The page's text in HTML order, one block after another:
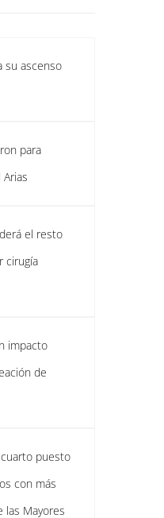
su ascenso
para
el resto
cirugía
impacto
de
cuarto puesto
con más
las Mayores